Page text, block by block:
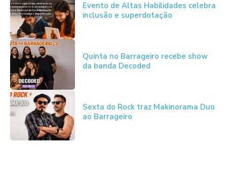
Evento de Altas Habilidades celebra
inclusão e superdotação
Quinta no Barrageiro recebe show
da banda Decoded
Sexta do Rock traz Makinorama Duo
ao Barrageiro